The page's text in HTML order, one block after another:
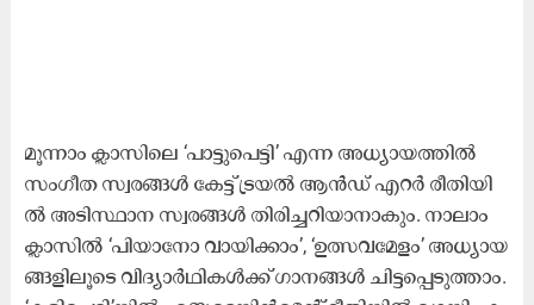
മൂ​ന്നാം ക്ലാ​സി​ലെ ‘പാ​ട്ടു​പെ​ട്ടി’ എ​ന്ന അ​ധ്യാ​യ​ത്തി​ൽ
സം​ഗീ​ത സ്വ​ര​ങ്ങ​ള്‍ കേ​ട്ട് ട്ര​യ​ല്‍ ആ​ൻ​ഡ്‌ എ​റ​ര്‍ രീ​തി​യി​
ല്‍ അ​ടി​സ്ഥാ​ന സ്വ​ര​ങ്ങ​ള്‍ തി​രി​ച്ച​റി​യാ​നാ​കും. നാ​ലാം
ക്ലാ​സി​ൽ ‘പി​യാ​നോ വാ​യി​ക്കാം’, ‘ഉ​ത്സ​വ​മേ​ളം’ അ​ധ്യാ​യ​
ങ്ങ​ളി​ലൂ​ടെ വി​ദ്യാ​ർ​ഥി​ക​ൾ​ക്ക്‌ ഗാ​ന​ങ്ങ​ള്‍ ചി​ട്ട​പ്പെ​ടു​ത്താം.